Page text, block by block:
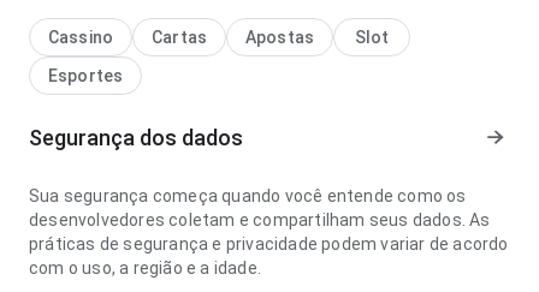
Cassino Cartas Apostas
Slot
Esportes
Segurança dos dados
Sua segurança começa quando você entende como os
desenvolvedores coletam e compartilham seus dados. As
práticas de segurança e privacidade podem variar de acordo
com o uso, a região e a idade.